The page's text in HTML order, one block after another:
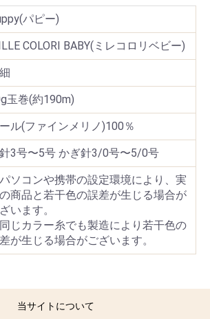
パピー)
COLORI BABY(ミレコロリベビー)
玉巻(約190m)
ル(ファインメリノ)100％
3号〜5号 かぎ針3/0号〜5/0号
パソコンや携帯の設定環境により、実
商品と若干色の誤差が生じる場合が
います。
同じカラー糸でも製造により若干色の
が生じる場合がございます。
当サイトについて